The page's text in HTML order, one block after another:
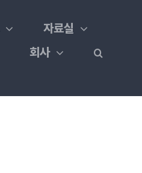
자료실
회사